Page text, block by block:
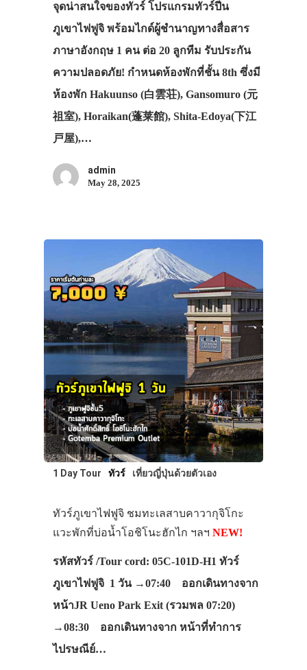
จุดน่าสนใจของทัวร์ โปรแกรมทัวร์ปีน
ภูเขาไฟฟูจิ พร้อมไกด์ผู้ชำนาญทางสื่อสาร
ภาษาอังกฤษ 1 คน ต่อ 20 ลูกทีม รับประกัน
ความปลอดภัย! กำหนดห้องพักที่ชั้น 8th ซึ่งมี
ห้องพัก Hakuunso (白雲荘), Gansomuro (元
祖室), Horaikan(蓬莱館), Shita-Edoya(下江
戸屋),…
admin
May 28, 2025
1 Day Tour ทัวร์ เที่ยวญี่ปุ่นด้วยตัวเอง
ทัวร์ภูเขาไฟฟูจิ ชมทะเลสาบคาวากุจิโกะ
แวะพักที่บ่อน้ำโอชิโนะฮักไก ฯลฯ NEW!
รหัสทัวร์ /Tour cord: 05C-101D-H1 ทัวร์
ภูเขาไฟฟูจิ 1 วัน →07:40 ออกเดินทางจาก
หน้าJR Ueno Park Exit (รวมพล 07:20)
→08:30 ออกเดินทางจาก หน้าที่ทำการ
ไปรษณีย์…